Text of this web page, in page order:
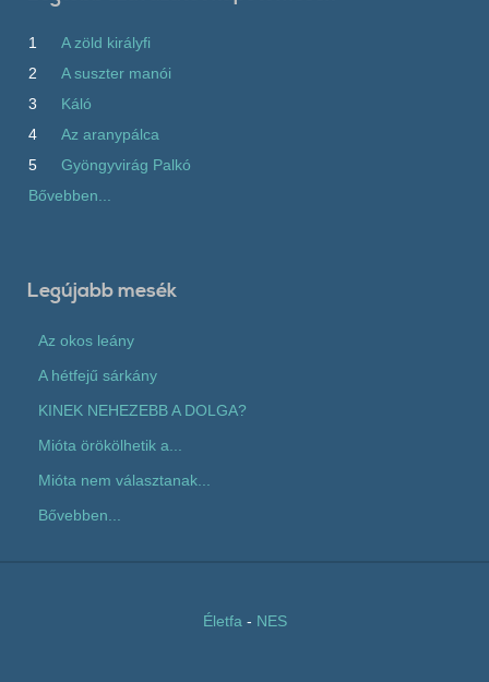
1
A zöld királyfi
2
A suszter manói
3
Káló
4
Az aranypálca
5
Gyöngyvirág Palkó
Bővebben...
Legújabb mesék
Az okos leány
A hétfejű sárkány
KINEK NEHEZEBB A DOLGA?
Mióta örökölhetik a...
Mióta nem választanak...
Bővebben...
Életfa - NES